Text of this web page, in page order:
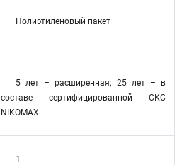
Полиэтиленовый пакет
5 лет – расширенная; 25 лет – в
составе сертифицированной СКС
NIKOMAX
1